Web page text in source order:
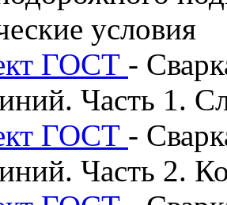
условия
ГОСТ -
Часть 1.
ГОСТ -
Часть 2.